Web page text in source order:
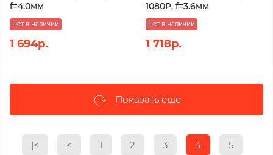
f=4.0мм
Нет в наличии
1 694р.
1080P, f=3.6мм
Нет в наличии
1 718р.
Показать еще
|< < 1 2 3 4 5